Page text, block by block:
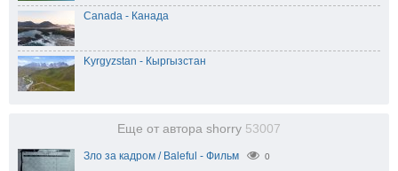
Canada - Канада
Kyrgyzstan - Кыргызстан
Еще от автора shorry 53007
Зло за кадром / Baleful - Фильм 0